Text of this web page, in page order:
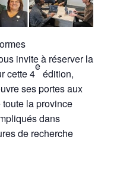
invite à réserver la
cette 4
e
édition,
ses portes aux
la province
dans
de recherche